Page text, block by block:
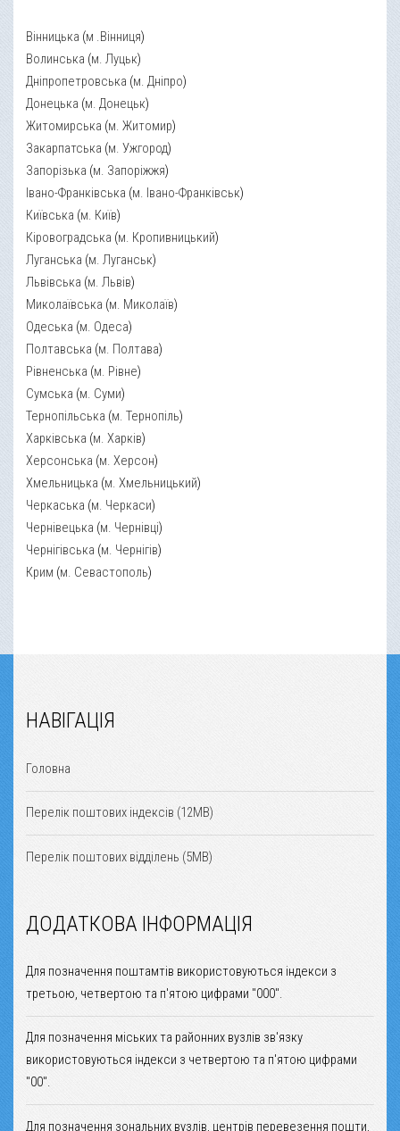
Вінницька (м .Вінниця)
Волинська (м. Луцьк)
Дніпропетровська (м. Дніпро)
Донецька (м. Донецьк)
Житомирська (м. Житомир)
Закарпатська (м. Ужгород)
Запорізька (м. Запоріжжя)
Івано-Франківська (м. Івано-Франківськ)
Київська (м. Київ)
Кіровоградська (м. Кропивницький)
Луганська (м. Луганськ)
Львівська (м. Львів)
Миколаївська (м. Миколаїв)
Одеська (м. Одеса)
Полтавська (м. Полтава)
Рівненська (м. Рівне)
Сумська (м. Суми)
Тернопільська (м. Тернопіль)
Харківська (м. Харків)
Херсонська (м. Херсон)
Хмельницька (м. Хмельницький)
Черкаська (м. Черкаси)
Чернівецька (м. Чернівці)
Чернігівська (м. Чернігів)
Крим (м. Севастополь)
НАВІГАЦІЯ
Головна
Перелік поштових індексів (12MB)
Перелік поштових відділень (5MB)
ДОДАТКОВА ІНФОРМАЦІЯ
Для позначення поштамтів використовуються індекси з
третьою, четвертою та п'ятою цифрами "000".
Для позначення міських та районних вузлів зв'язку
використовуються індекси з четвертою та п'ятою цифрами
"00".
Для позначення зональних вузлів, центрів перевезення пошти,